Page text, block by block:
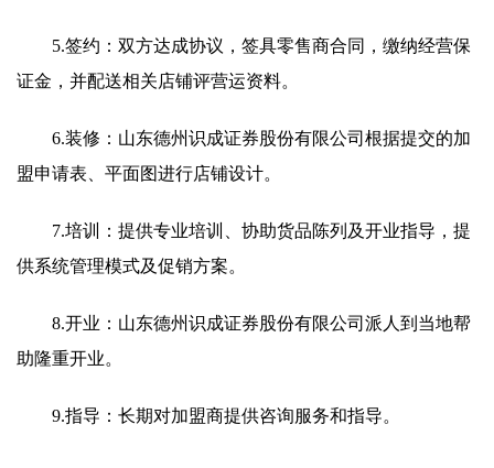
5.签约：双方达成协议，签具零售商合同，缴纳经营保
证金，并配送相关店铺评营运资料。
6.装修：山东德州识成证券股份有限公司根据提交的加
盟申请表、平面图进行店铺设计。
7.培训：提供专业培训、协助货品陈列及开业指导，提
供系统管理模式及促销方案。
8.开业：山东德州识成证券股份有限公司派人到当地帮
助隆重开业。
9.指导：长期对加盟商提供咨询服务和指导。